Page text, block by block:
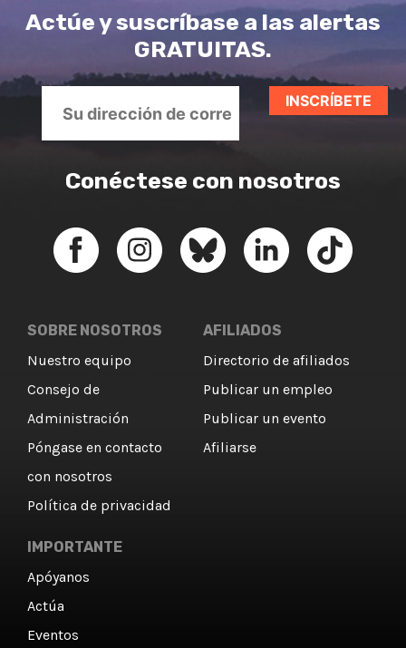
Actúe y suscríbase a las alertas
GRATUITAS.
Conéctese con nosotros
SOBRE NOSOTROS
Nuestro equipo
Consejo de
Administración
Póngase en contacto
con nosotros
Política de privacidad
AFILIADOS
Directorio de afiliados
Publicar un empleo
Publicar un evento
Afiliarse
IMPORTANTE
Apóyanos
Actúa
Eventos